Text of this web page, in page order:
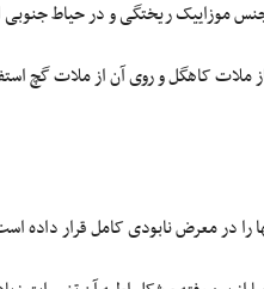
ملات کاهگل و روی آن از ملات گچ
را در معرض نابودی کامل قرار داده